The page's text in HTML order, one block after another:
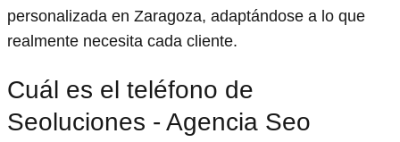
personalizada en Zaragoza, adaptándose a lo que
realmente necesita cada cliente.
Cuál es el teléfono de
Seoluciones - Agencia Seo